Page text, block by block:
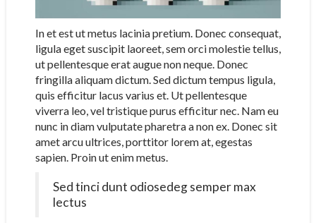
In et est ut metus lacinia pretium. Donec consequat,
ligula eget suscipit laoreet, sem orci molestie tellus,
ut pellentesque erat augue non neque. Donec
fringilla aliquam dictum. Sed dictum tempus ligula,
quis efficitur lacus varius et. Ut pellentesque
viverra leo, vel tristique purus efficitur nec. Nam eu
nunc in diam vulputate pharetra a non ex. Donec sit
amet arcu ultrices, porttitor lorem at, egestas
sapien. Proin ut enim metus.
Sed tinci dunt odiosedeg semper max
lectus